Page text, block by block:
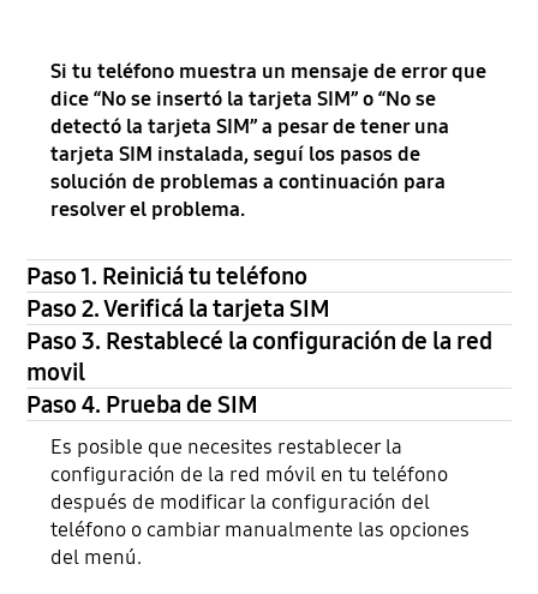
Si tu teléfono muestra un mensaje de error que
dice “No se insertó la tarjeta SIM” o “No se
detectó la tarjeta SIM” a pesar de tener una
tarjeta SIM instalada, seguí los pasos de
solución de problemas a continuación para
resolver el problema.
Paso 1. Reiniciá tu teléfono
Paso 2. Verificá la tarjeta SIM
Paso 3. Restablecé la configuración de la red
movil
Paso 4. Prueba de SIM
Es posible que necesites restablecer la
configuración de la red móvil en tu teléfono
después de modificar la configuración del
teléfono o cambiar manualmente las opciones
del menú.